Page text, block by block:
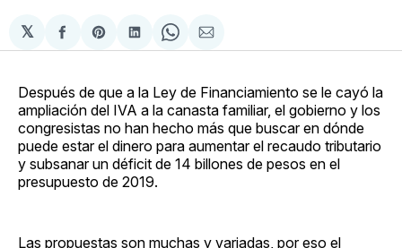
𝕏
Compartir
en
Share
on
Compartir
en
Share
on
Compartir
via
Después de que a la Ley de Financiamiento se le cayó la
ampliación del IVA a la canasta familiar, el gobierno y los
congresistas no han hecho más que buscar en dónde
puede estar el dinero para aumentar el recaudo tributario
y subsanar un déficit de 14 billones de pesos en el
presupuesto de 2019.
Las propuestas son muchas y variadas, por eso el